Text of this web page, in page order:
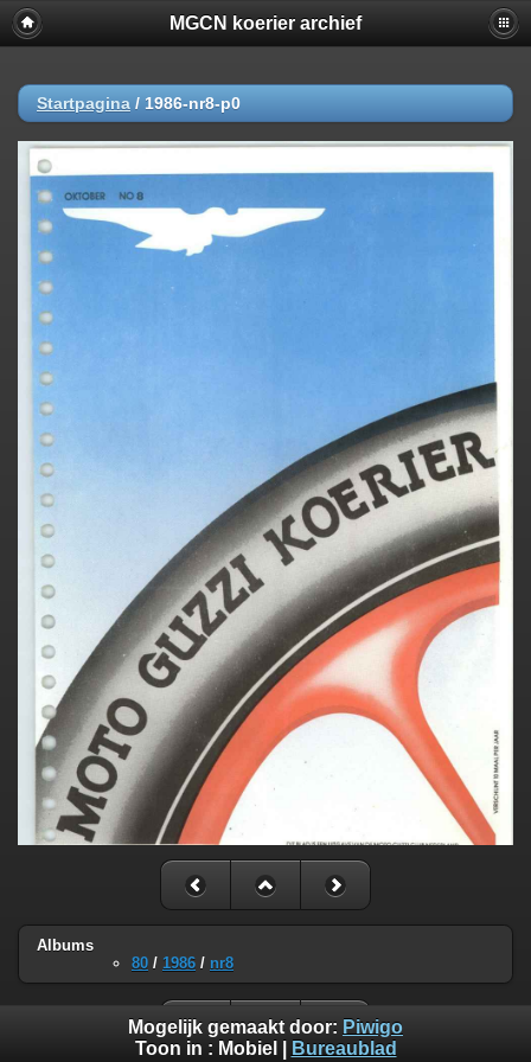
MGCN koerier archief
Startpagina / 1986-nr8-p0
Albums
80 / 1986 / nr8
Mogelijk gemaakt door: Piwigo
Toon in : Mobiel Bureaublad